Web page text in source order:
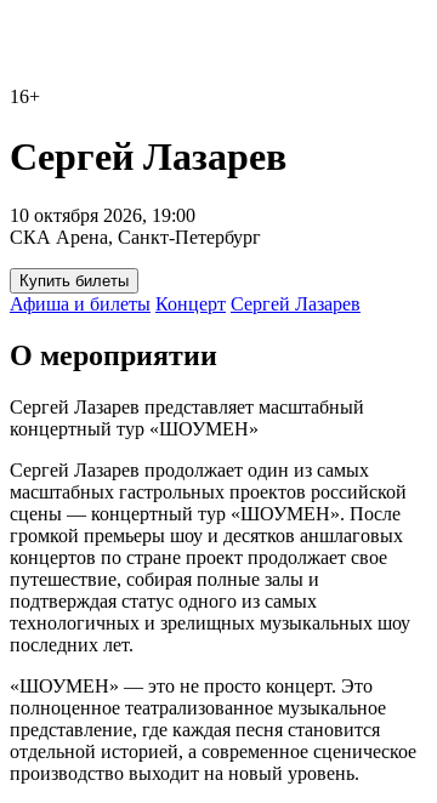
16+
Сергей Лазарев
10 октября 2026, 19:00
СКА Арена, Санкт-Петербург
Купить билеты
Афиша и билеты Концерт Сергей Лазарев
О мероприятии
Сергей Лазарев представляет масштабный
концертный тур «ШОУМЕН»
Сергей Лазарев продолжает один из самых
масштабных гастрольных проектов российской
сцены — концертный тур «ШОУМЕН». После
громкой премьеры шоу и десятков аншлаговых
концертов по стране проект продолжает свое
путешествие, собирая полные залы и
подтверждая статус одного из самых
технологичных и зрелищных музыкальных шоу
последних лет.
«ШОУМЕН» — это не просто концерт. Это
полноценное театрализованное музыкальное
представление, где каждая песня становится
отдельной историей, а современное сценическое
производство выходит на новый уровень.